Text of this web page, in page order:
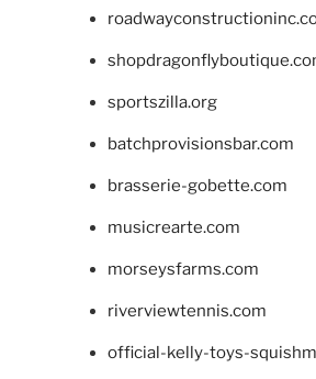
sportszilla.org
batchprovisionsbar.com
brasserie-gobette.com
musicrearte.com
morseysfarms.com
riverviewtennis.com
official-kelly-toys-